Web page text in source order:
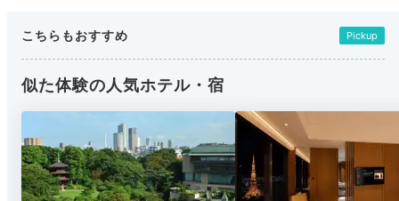
こちらもおすすめ Pickup
似た体験の人気ホテル・宿